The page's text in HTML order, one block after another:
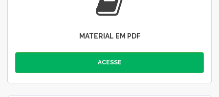
MATERIAL EM PDF
ACESSE